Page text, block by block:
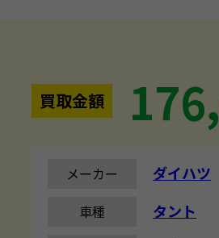
買取金額
メーカー ダイハツ
車種 タント